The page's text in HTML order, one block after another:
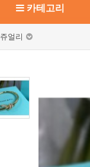
카테고리
쥬얼리